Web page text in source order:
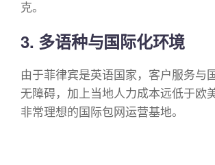
克。
3. 多语种与国际化环境
由于菲律宾是英语国家，客户服务与
无障碍，加上当地人力成本远低于欧
非常理想的国际包网运营基地。